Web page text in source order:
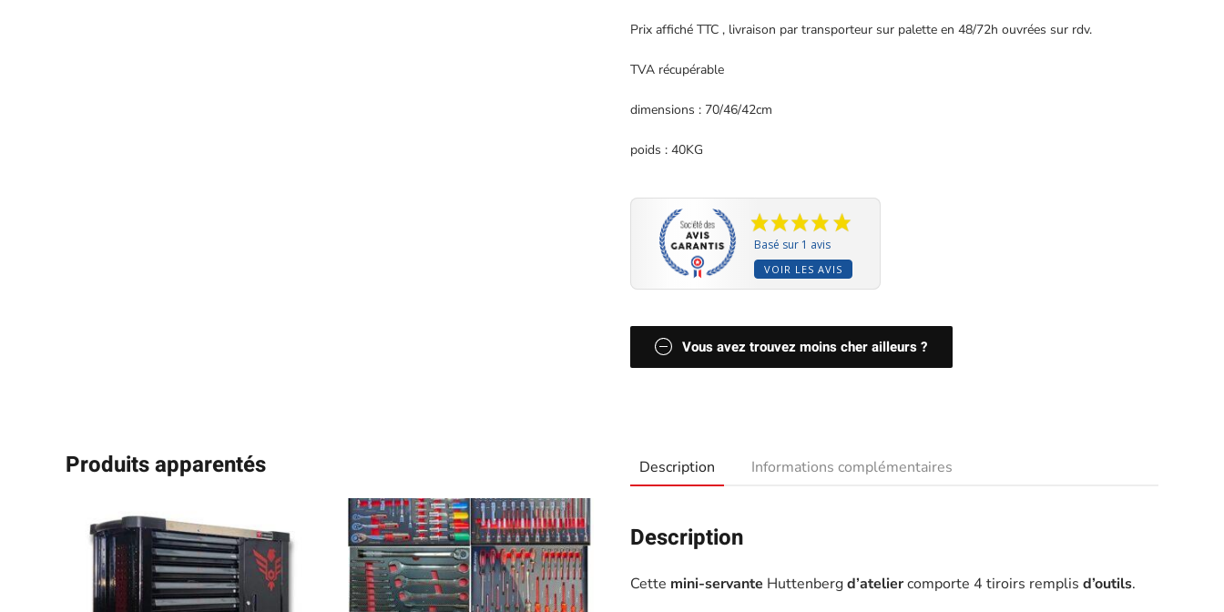
Prix affiché TTC , livraison par transporteur sur palette en 48/72h ouvrées sur rdv.
TVA récupérable
dimensions : 70/46/42cm
poids : 40KG
Basé sur 1 avis
VOIR LES AVIS
Vous avez trouvez moins cher ailleurs ?
Produits apparentés Description Informations complémentaires
Description
Cette mini-servante Huttenbergd’ateliercomporte 4 tiroirs remplis d’outils.